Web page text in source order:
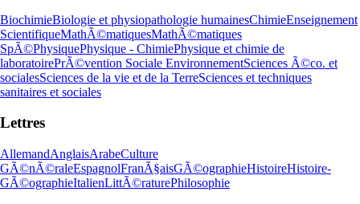
BiochimieBiologie et physiopathologie humainesChimieEnseignement
ScientifiqueMathÃ©matiquesMathÃ©matiques
SpÃ©PhysiquePhysique - ChimiePhysique et chimie de
laboratoirePrÃ©vention Sociale EnvironnementSciences Ã©co. et
socialesSciences de la vie et de la TerreSciences et techniques
sanitaires et sociales
Lettres
AllemandAnglaisArabeCulture
GÃ©nÃ©raleEspagnolFranÃ§aisGÃ©ographieHistoireHistoire-
GÃ©ographieItalienLittÃ©raturePhilosophie